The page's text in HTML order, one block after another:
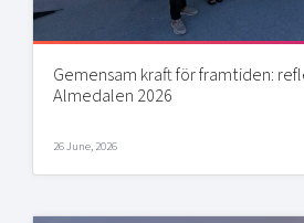
Gemensam kraft för framtiden:
Almedalen 2026
26 June, 2026